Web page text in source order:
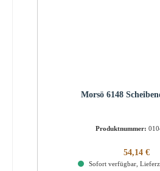
Morsö 6148
Produktnummer:
Regulärer
54,14 €
Sofort verfügbar,